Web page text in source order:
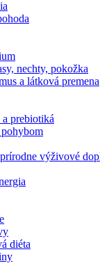
nechty, pokožka
a látková premena
prebiotiká
výživové
diéta